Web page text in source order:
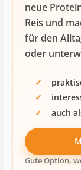
neue
Reis und
für den
oder
auch
Gute Option,